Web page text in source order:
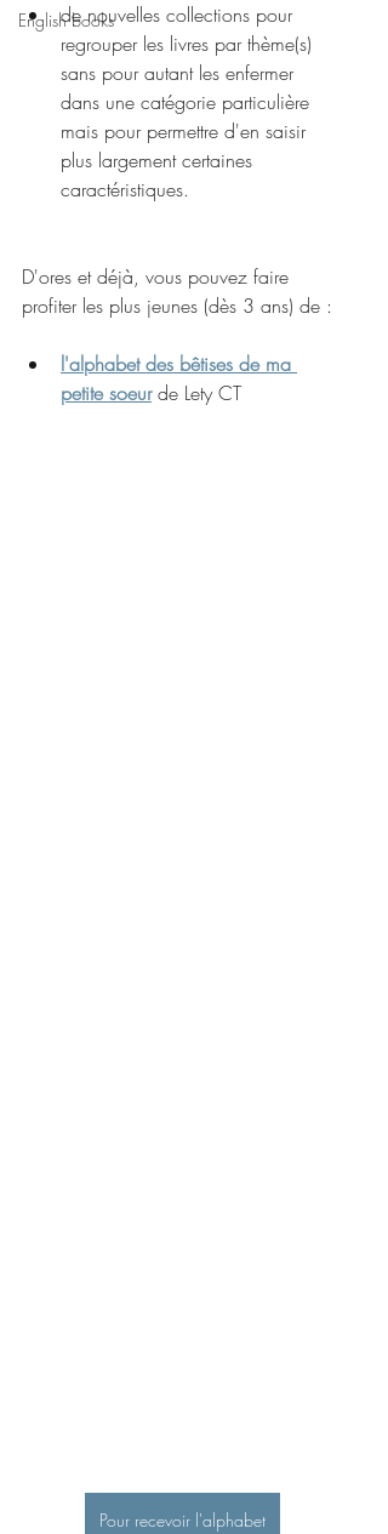
English books
de nouvelles collections pour
regrouper les livres par thème(s)
sans pour autant les enfermer
dans une catégorie particulière
mais pour permettre d'en saisir
plus largement certaines
caractéristiques.
D'ores et déjà, vous pouvez faire
profiter les plus jeunes (dès 3 ans) de :
l'alphabet des bêtises de ma
petite soeur de Lety CT
Pour recevoir l'alphabet